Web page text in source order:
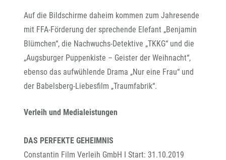
Auf die Bildschirme daheim kommen zum Jahresende
mit FFA-Förderung der sprechende Elefant „Benjamin
Blümchen“, die Nachwuchs-Detektive „TKKG“ und die
„Augsburger Puppenkiste – Geister der Weihnacht“,
ebenso das aufwühlende Drama „Nur eine Frau“ und
der Babelsberg-Liebesfilm „Traumfabrik“.
Verleih und Medialeistungen
DAS PERFEKTE GEHEIMNIS
Constantin Film Verleih GmbH I Start: 31.10.2019